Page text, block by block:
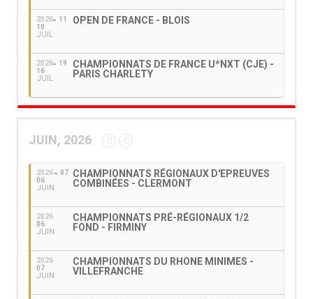
2026
10
JUIL
11 OPEN DE FRANCE - BLOIS
2026
16
JUIL
19
CHAMPIONNATS DE FRANCE U*NXT (CJE) -
PARIS CHARLETY
JUIN, 2026
2026
06
JUIN
07
CHAMPIONNATS RÉGIONAUX D'EPREUVES
COMBINÉES - CLERMONT
2026
06
JUIN
CHAMPIONNATS PRÉ-RÉGIONAUX 1/2
FOND - FIRMINY
2026
07
JUIN
CHAMPIONNATS DU RHONE MINIMES -
VILLEFRANCHE